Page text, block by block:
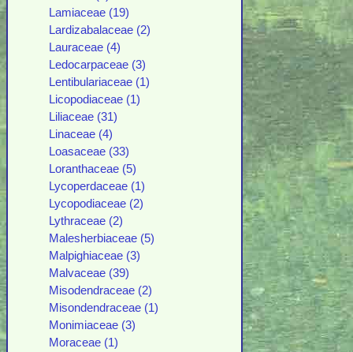
Lamiaceae (19)
Lardizabalaceae (2)
Lauraceae (4)
Ledocarpaceae (3)
Lentibulariaceae (1)
Licopodiaceae (1)
Liliaceae (31)
Linaceae (4)
Loasaceae (33)
Loranthaceae (5)
Lycoperdaceae (1)
Lycopodiaceae (2)
Lythraceae (2)
Malesherbiaceae (5)
Malpighiaceae (3)
Malvaceae (39)
Misodendraceae (2)
Misondendraceae (1)
Monimiaceae (3)
Moraceae (1)